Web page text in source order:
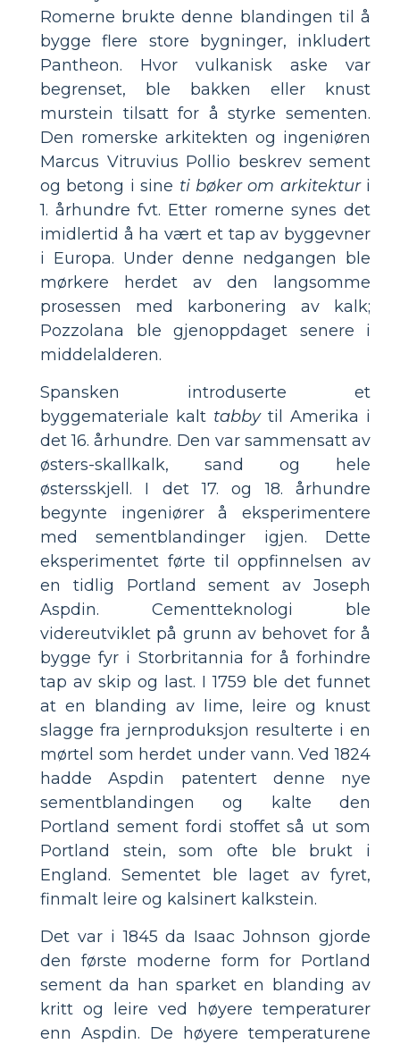
Romerne brukte denne blandingen til å
bygge flere store bygninger, inkludert
Pantheon. Hvor vulkanisk aske var
begrenset, ble bakken eller knust
murstein tilsatt for å styrke sementen.
Den romerske arkitekten og ingeniøren
Marcus Vitruvius Pollio beskrev sement
og betong i sine ti bøker om arkitekturi
1. århundre fvt. Etter romerne synes det
imidlertid å ha vært et tap av byggevner
i Europa. Under denne nedgangen ble
mørkere herdet av den langsomme
prosessen med karbonering av kalk;
Pozzolana ble gjenoppdaget senere i
middelalderen.
Spansken introduserte et
byggemateriale kalt tabbytil Amerika i
det 16. århundre. Den var sammensatt av
østers-skallkalk, sand og hele
østersskjell. I det 17. og 18. århundre
begynte ingeniører å eksperimentere
med sementblandinger igjen. Dette
eksperimentet førte til oppfinnelsen av
en tidlig Portland sement av Joseph
Aspdin. Cementteknologi ble
videreutviklet på grunn av behovet for å
bygge fyr i Storbritannia for å forhindre
tap av skip og last. I 1759 ble det funnet
at en blanding av lime, leire og knust
slagge fra jernproduksjon resulterte i en
mørtel som herdet under vann. Ved 1824
hadde Aspdin patentert denne nye
sementblandingen og kalte den
Portland sement fordi stoffet så ut som
Portland stein, som ofte ble brukt i
England. Sementet ble laget av fyret,
finmalt leire og kalsinert kalkstein.
Det var i 1845 da Isaac Johnson gjorde
den første moderne form for Portland
sement da han sparket en blanding av
kritt og leire ved høyere temperaturer
enn Aspdin. De høyere temperaturene